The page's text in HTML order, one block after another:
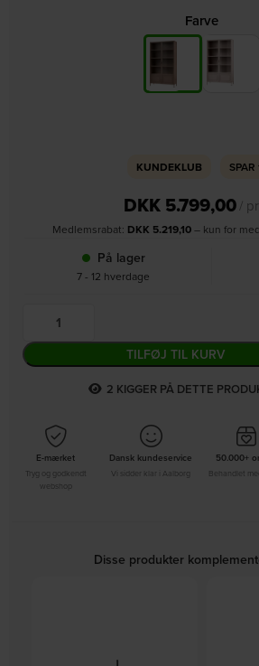
Farve
KUNDEKLUB SPAR
DKK5.799,00/
Medlemsrabat: DKK 5.219,10– kun for
På lager
7 - 12 hverdage
TILFØJ TIL KURV
3 KIGGER PÅ DETTE
E-mærket
Tryg og godkendt
Dansk kundeservice
Vi sidder klar i Aalborg
50.000+
Behandlet
Disse produkter